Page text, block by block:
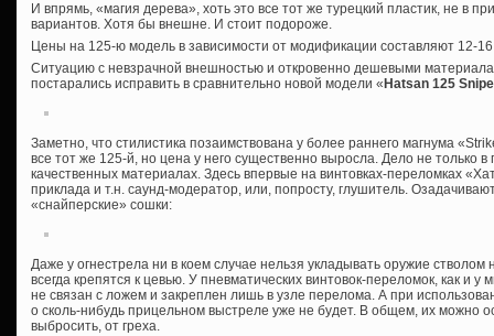
И впрямь, «магия дерева», хоть это все тот же турецкий пластик, не в
вариантов. Хотя бы внешне. И стоит подороже.
Цены на 125-ю модель в зависимости от модификации составляют 12-
Ситуацию с невзрачной внешностью и откровенно дешевыми
постарались исправить в сравнительно новой модели « Hatsan 125
Заметно, что стилистика позаимствована у более раннего магнума
все тот же 125-й, но цена у него существенно выросла. Дело не только
качественных материалах. Здесь впервые на винтовках-переломках
приклада и т.н. саунд-модератор, или, попросту, глушитель.
«снайперские» сошки:
Даже у огнестрела ни в коем случае нельзя укладывать оружие стволом
всегда крепятся к цевью. У пневматических винтовок-переломок, как и
не связан с ложем и закреплен лишь в узле перелома. А при
о сколь-нибудь прицельном выстреле уже не будет. В общем, их можно
выбросить, от греха.